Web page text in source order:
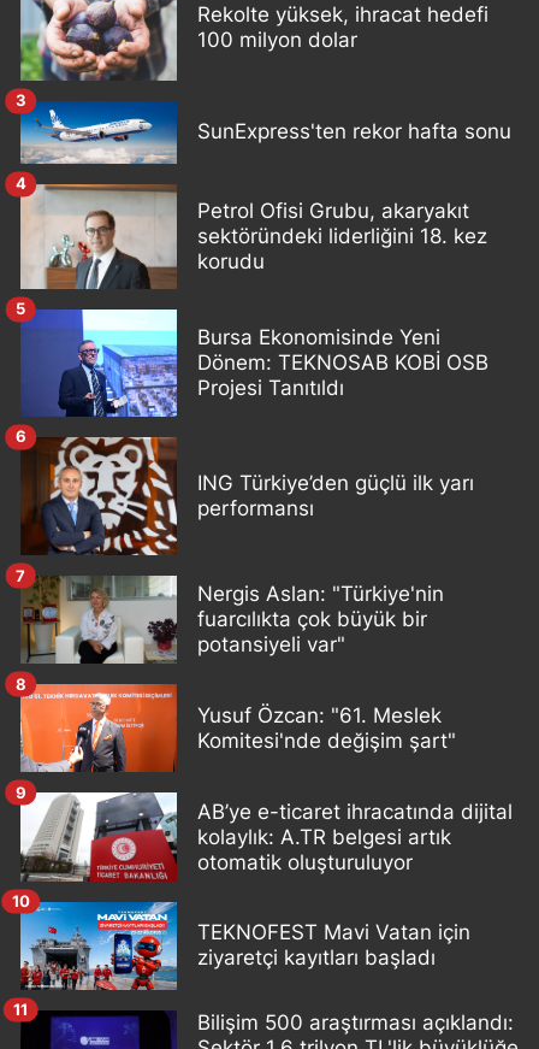
Rekolte yüksek, ihracat hedefi
100 milyon dolar
SunExpress'ten rekor hafta sonu
3
Petrol Ofisi Grubu, akaryakıt
sektöründeki liderliğini 18. kez
korudu
4
Bursa Ekonomisinde Yeni
Dönem: TEKNOSAB KOBİ OSB
Projesi Tanıtıldı
5
ING Türkiye’den güçlü ilk yarı
performansı
6
Nergis Aslan: "Türkiye'nin
fuarcılıkta çok büyük bir
potansiyeli var"
7
Yusuf Özcan: "61. Meslek
Komitesi'nde değişim şart"
8
AB’ye e-ticaret ihracatında dijital
kolaylık: A.TR belgesi artık
otomatik oluşturuluyor
9
TEKNOFEST Mavi Vatan için
ziyaretçi kayıtları başladı
10
Bilişim 500 araştırması açıklandı:
11